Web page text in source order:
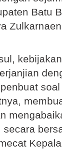
Batu
secara